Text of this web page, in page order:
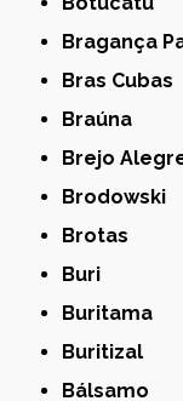
Bragança
Bras Cubas
Braúna
Brejo
Brodowski
Brotas
Buri
Buritama
Buritizal
Bálsamo